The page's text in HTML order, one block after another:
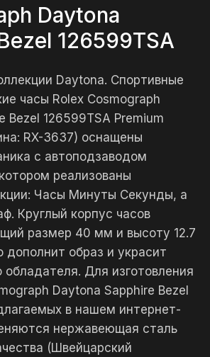
Daytona
126599TSA
Daytona. Спортивные
часы Rolex Cosmograph
Bezel 126599TSA Premium
RX-3637) оснащены
с автоподзаводом
реализованы
Часы Минуты Секунды, а
Круглый корпус часов
размер 40 мм и высоту 12.7
образ и украсит
обладателя. Для изготовления
Daytona Sapphire Bezel
в нашем интернет-
нержавеющая сталь
(Швейцарский